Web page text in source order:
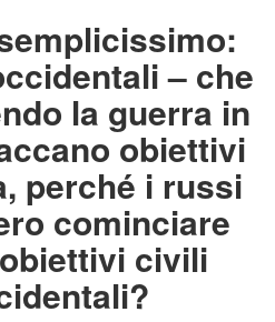
– che
la guerra in
obiettivi
perché i russi
cominciare
civili